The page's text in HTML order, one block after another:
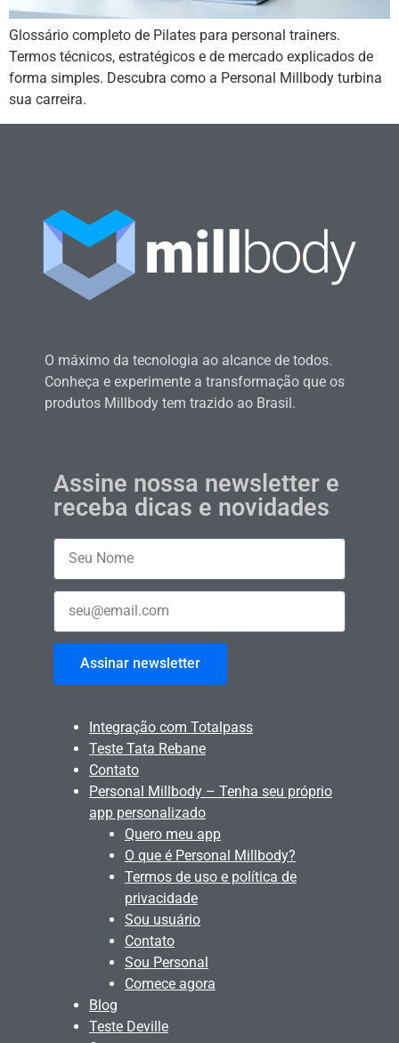
Glossário completo de Pilates para personal trainers.
Termos técnicos, estratégicos e de mercado explicados de
forma simples. Descubra como a Personal Millbody turbina
sua carreira.
O máximo da tecnologia ao alcance de todos.
Conheça e experimente a transformação que os
produtos Millbody tem trazido ao Brasil.
Assine nossa newsletter e
receba dicas e novidades
Assinar newsletter
Integração com Totalpass
Teste Tata Rebane
Contato
Personal Millbody – Tenha seu próprio
app personalizado
Quero meu app
O que é Personal Millbody?
Termos de uso e política de
privacidade
Sou usuário
Contato
Sou Personal
Comece agora
Blog
Teste Deville